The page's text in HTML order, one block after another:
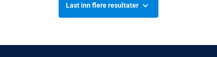
Last inn flere resultater